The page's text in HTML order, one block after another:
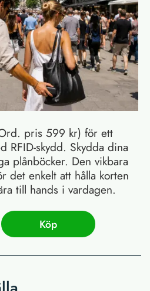
pris 599 kr) för ett
RFID-skydd. Skydda dina
plånböcker. Den vikbara
det enkelt att hålla korten
till hands i vardagen.
Köp